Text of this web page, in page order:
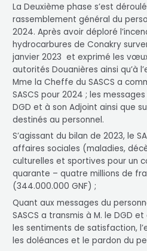
La Deuxième phase s’est
rassemblement général du
2024. Après avoir déploré
hydrocarbures de Conakry
janvier 2023 et exprimé les
autorités Douanières ainsi qu’à
Mme la Cheffe du SASCS a
SASCS pour 2024 ; les
DGD et à son Adjoint ainsi que
destinés au personnel.
S’agissant du bilan de 2023, le
affaires sociales (maladies,
culturelles et sportives pour un
quarante – quatre millions de
(344.000.000 GNF) ;
Quant aux messages du
SASCS a transmis à M. le DGD
les sentiments de satisfaction,
les doléances et le pardon du